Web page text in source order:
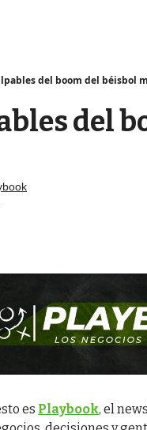
del boom del béisbol
del
es Playbook, el